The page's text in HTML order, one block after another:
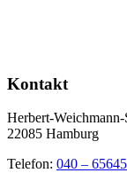
Kontakt
Herbert-Weichmann-
22085 Hamburg
Telefon: 040 –